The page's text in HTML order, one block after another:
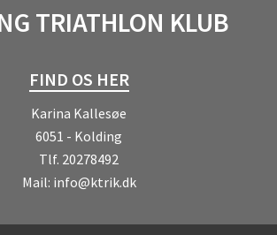
TRIATHLON KLUB
FIND OS HER
Karina Kallesøe
6051 - Kolding
Tlf. 20278492
Mail: info@ktrik.dk